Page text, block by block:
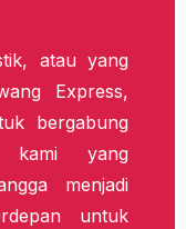
atau yang
Express,
bergabung
kami yang
menjadi
untuk